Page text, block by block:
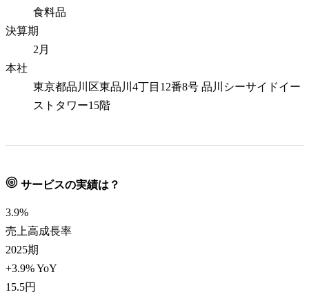
食料品
決算期
2月
本社
東京都品川区東品川4丁目12番8号 品川シーサイドイー
ストタワー15階
サービスの実績は？
3.9%
売上高成長率
2025期
+3.9% YoY
15.5円